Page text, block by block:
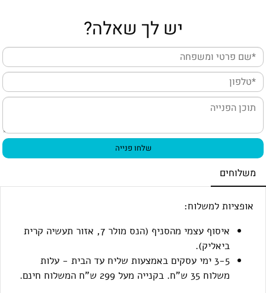
יש לך שאלה?
משלוחים
אופציות למשלוח:
איסוף עצמי מהסניף (
הנס מולר 7, אזור תעשיה קרית
ביאליק).
3-5 ימי עסקים באמצעות שליח עד הבית - עלות
משלוח 35 ש"ח. בקנייה מעל 299 ש"ח המשלוח חינם.